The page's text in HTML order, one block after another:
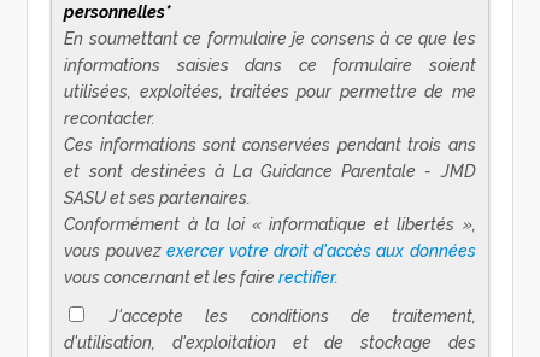
personnelles*
En soumettant ce formulaire je consens à ce que les
informations saisies dans ce formulaire soient
utilisées, exploitées, traitées pour permettre de me
recontacter.
Ces informations sont conservées pendant trois ans
et sont destinées à La Guidance Parentale - JMD
SASU et ses partenaires.
Conformément à la loi « informatique et libertés »,
vous pouvez exercer votre droit d'accès aux données
vous concernant et les fairerectifier.
J'accepte les conditions de traitement,
d'utilisation, d'exploitation et de stockage des